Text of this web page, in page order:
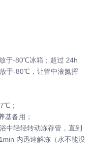
于-80℃冰箱；超过 24h
于-80℃，让管中液氮挥
；
基备用；
轻轻转动冻存管，直到
内迅速解冻（水不能没